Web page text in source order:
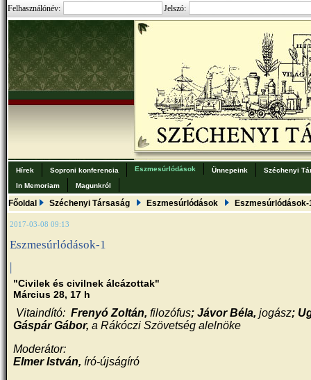
Felhasználónév: Jelszó:
Hírek Soproni konferencia Eszmesúrlódások Ünnepeink
Széchenyi
In Memoriam
Magunkról
Főoldal Széchenyi Társaság Eszmesúrlódások Eszmesúrlódások-
2017-03-08 09:13
Eszmesúrlódások-1
|
"Civilek és civilnek álcázottak"
Március 28, 17 h
Vitaindító: Frenyó Zoltán,filozófus; Jávor Béla,jogász;
Gáspár Gábor,a Rákóczi Szövetség alelnöke
Moderátor:
Elmer István, író-újságíró